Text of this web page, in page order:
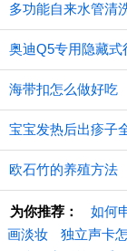
多功能自来水管清
奥迪Q5专用隐藏式
海带扣怎么做好吃
宝宝发热后出疹子
欧石竹的养殖方法
为你推荐： 如何
画淡妆
独立声卡